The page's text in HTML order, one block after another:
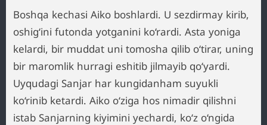
Boshqa kechasi Aiko boshlardi. U sezdirmay kirib,
oshig‘ini futonda yotganini ko‘rardi. Asta yoniga
kelardi, bir muddat uni tomosha qilib o‘tirar, uning
bir maromlik hurragi eshitib jilmayib qo‘yardi.
Uyqudagi Sanjar har kungidanham suyukli
ko‘rinib ketardi. Aiko o‘ziga hos nimadir qilishni
istab Sanjarning kiyimini yechardi, ko‘z o‘ngida